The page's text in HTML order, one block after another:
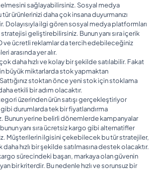
sağlayabilirsiniz. Sosyal medya
ürünlerinizi daha çok insana duyurmanızı
Dolayısıyla ilgi gören sosyal medya platformları
geliştirebilirsiniz. Bunun yanı sıra içerik
ve ücretli reklamlar da tercih edebileceğiniz
arasında yer alır.
daha hızlı ve kolay bir şekilde satılabilir. Fakat
büyük miktarlarda stok yapmaktan
Sattığınız stoktan önce yeni stok için stoklama
etkili bir adım olacaktır.
üzerinden ürün satışı gerçekleştiriyor
durumlarda tek bir fiyatlandırma
Bunun yerine belirli dönemlerde kampanyalar
yanı sıra ücretsiz kargo gibi alternatifler
Müşterilerin ilgisini çekebilecek bu tür stratejiler,
hızlı bir şekilde satılmasına destek olacaktır.
sürecindeki başarı, markaya olan güvenin
bir kriterdir. Bu nedenle hızlı ve sorunsuz bir